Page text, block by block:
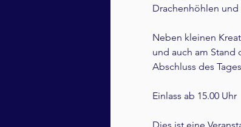
Drachenhöhlen und
Neben kleinen
und auch am
Abschluss des
Einlass ab 15.00 Uhr